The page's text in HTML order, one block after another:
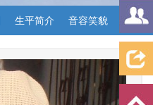
生平简介 音容笑貌